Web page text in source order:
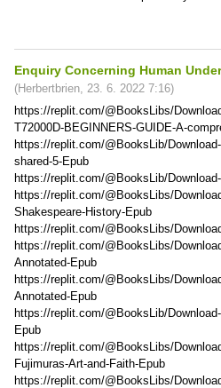
Enquiry Concerning Human
(Herbertbrien, 23. 6. 2022 7:16)
https://replit.com/@BooksLibs/
T72000D-BEGINNERS-GUIDE-A-
https://replit.com/@BooksLib/
shared-5-Epub
https://replit.com/@BooksLib/
https://replit.com/@BooksLibs/
Shakespeare-History-Epub
https://replit.com/@BooksLibs/
https://replit.com/@BooksLibs/
Annotated-Epub
https://replit.com/@BooksLibs/
Annotated-Epub
https://replit.com/@BooksLib/
Epub
https://replit.com/@BooksLibs/
Fujimuras-Art-and-Faith-Epub
https://replit.com/@BooksLibs/